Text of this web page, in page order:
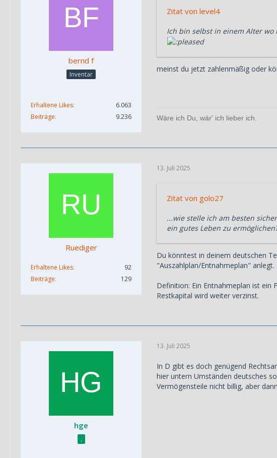
bernd f
Inventar
Erhaltene Likes
6.063
Beiträge
9.236
Zitat von level4
Ich bin selbst in einem Alter
meinst du jetzt zahlenmäßig oder
Wäre ich Du, wär' ich lieber ich.
Ruediger
Erhaltene Likes
92
Beiträge
129
13. Juli 2025
Zitat von golo27
...wie stelle ich am besten
ein gutes Leben zu
Du könntest in deinem deutschen
"Auszahlplan/Entnahmeplan"
Definition: Ein Entnahmeplan ist
Restkapital wird weiter verzinst.
hge
.
13. Juli 2025
In D gibt es doch genügend
hier untern Umständen deutsches
Vermögensteile nicht billig, aber